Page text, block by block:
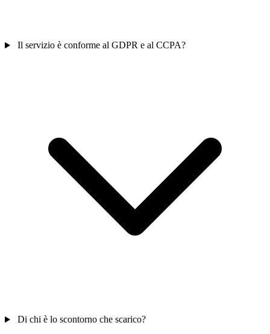
Il servizio è conforme al GDPR e al CCPA?
Di chi è lo scontorno che scarico?